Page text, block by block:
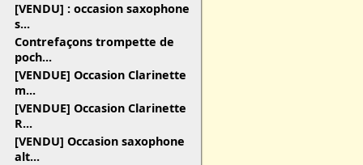
[VENDU] : occasion saxophone
s...
Contrefaçons trompette de
poch...
[VENDUE] Occasion Clarinette
m...
[VENDUE] Occasion Clarinette
R...
[VENDU] Occasion saxophone
alt...